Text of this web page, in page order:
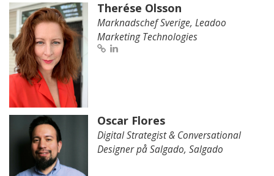
Therése Olsson
Marknadschef Sverige, Leadoo
Marketing Technologies
Oscar Flores
Digital Strategist & Conversational
Designer på Salgado, Salgado